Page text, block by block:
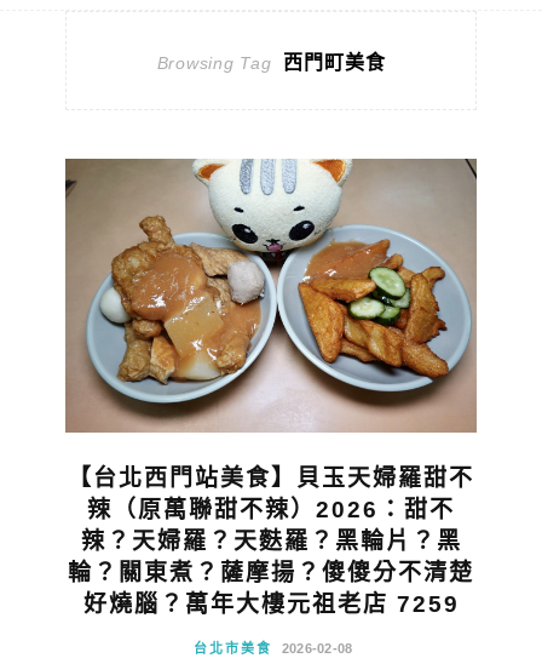
Browsing Tag 西門町美食
【台北西門站美食】貝玉天婦羅甜不
辣（原萬聯甜不辣）2026：甜不
辣？天婦羅？天麩羅？黑輪片？黑
輪？關東煮？薩摩揚？傻傻分不清楚
好燒腦？萬年大樓元祖老店 7259
台北市美食 2026-02-08